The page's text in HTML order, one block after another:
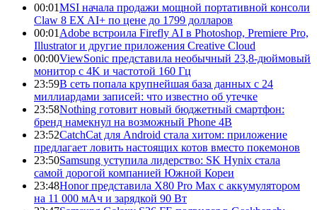
00:01MSI начала продажи мощной портативной консоли
Claw 8 EX AI+ по цене до 1799 долларов
00:01 Adobe встроила Firefly AI в Photoshop, Premiere Pro,
Illustrator и другие приложения Creative Cloud
00:00ViewSonic представила необычный 23,8-дюймовый
монитор с 4K и частотой 160 Гц
23:59В сеть попала крупнейшая база данных с 24
миллиардами записей: что известно об утечке
23:58Nothing готовит новый бюджетный смартфон:
бренд намекнул на возможный Phone 4B
23:52CatchCat для Android стала хитом: приложение
предлагает ловить настоящих котов вместо покемонов
23:50Samsung уступила лидерство: SK Hynix стала
самой дорогой компанией Южной Кореи
23:48Honor представила X80 Pro Max с аккумулятором
на 11 000 мАч и зарядкой 90 Вт